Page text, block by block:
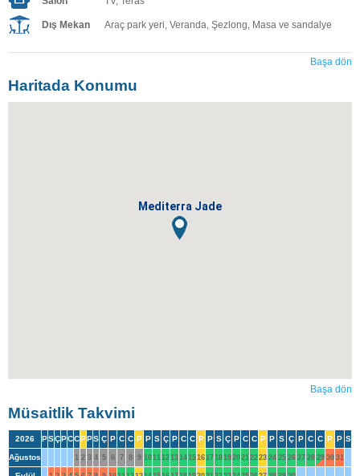
Dış Mekan Araç park yeri, Veranda, Şezlong, Masa ve sandalye
Başa dön
Haritada Konumu
Mediterra Jade
Başa dön
Müsaitlik Takvimi
2026 PSÇPCCPPS Ç P C C P P S Ç P C C P P S Ç P C C P P S Ç P C C P P S
Ağustos 1 2 3 4 5 6 7 8 9 1011 12131415161718192021 2223 24 25 26 27 28 29 30 31